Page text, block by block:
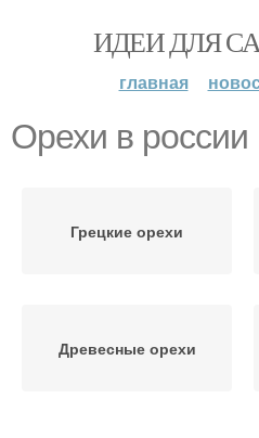
ИДЕИ ДЛЯ
главная
Орехи в россии
Грецкие орехи
Древесные орехи